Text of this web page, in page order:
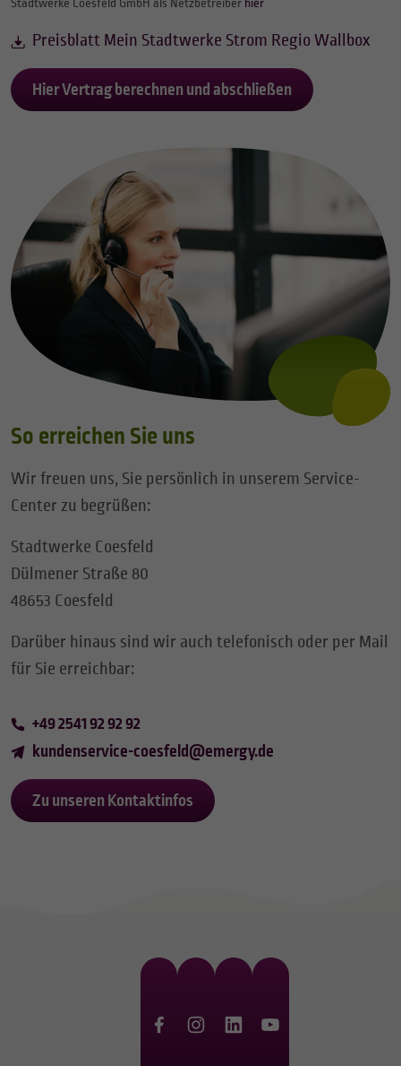
Stadtwerke Coesfeld GmbH als Netzbetreiber hier
Preisblatt Mein Stadtwerke Strom Regio Wallbox
Hier Vertrag berechnen und abschließen
So erreichen Sie uns
Wir freuen uns, Sie persönlich in unserem Service-
Center zu begrüßen:
Stadtwerke Coesfeld
Dülmener Straße 80
48653 Coesfeld
Darüber hinaus sind wir auch telefonisch oder per Mail
für Sie erreichbar:
+49 2541 92 92 92
kundenservice-coesfeld @emergy.de
Zu unseren Kontaktinfos